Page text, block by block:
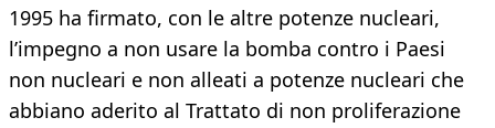
1995 ha firmato, con le altre potenze nucleari,
l’impegno a non usare la bomba contro i Paesi
non nucleari e non alleati a potenze nucleari che
abbiano aderito al Trattato di non proliferazione